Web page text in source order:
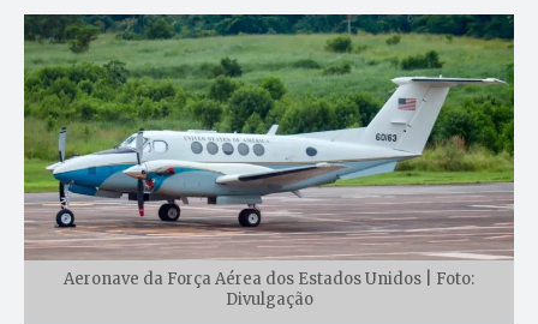
Aeronave da Força Aérea dos Estados Unidos | Foto:
Divulgação